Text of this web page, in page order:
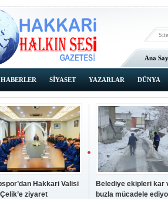
Ana
SİYASET YAZARLAR DÜNYA
Hakkari Valisi
ziyaret
Belediye ekipleri kar
buzla mücadele